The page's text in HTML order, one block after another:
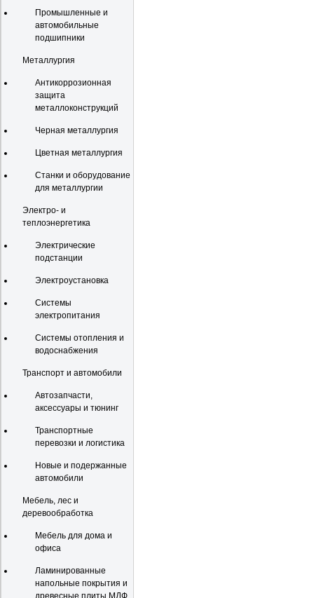
Промышленные и
автомобильные
подшипники
Металлургия
Антикоррозионная
защита
металлоконструкций
Черная металлургия
Цветная металлургия
Станки и оборудование
для металлургии
Электро- и
теплоэнергетика
Электрические
подстанции
Электроустановка
Системы
электропитания
Системы отопления и
водоснабжения
Транспорт и автомобили
Автозапчасти,
аксессуары и тюнинг
Транспортные
перевозки и логистика
Новые и подержанные
автомобили
Мебель, лес и
деревообработка
Мебель для дома и
офиса
Ламинированные
напольные покрытия и
древесные плиты МДФ,